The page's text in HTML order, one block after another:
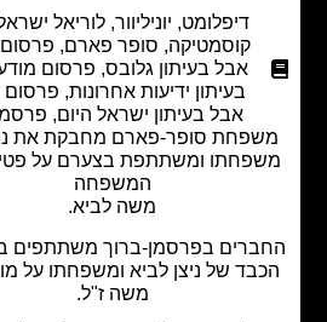
דיפלומט,יוניליוור ,לוריאל ישראל, לילית
קוסמטיקה,סופר פארם,פרסום מודעת
אבל בעיתון גלובס, פרסום מודעת אבל
בעיתון ידיעות אחרונות,פרסום מודעת
אבל בעיתון ישראל היום,פרסמן ברוך
סופר-פארם מחבקת את ניצן ובני
ומשתתפת בצערם על פטירת אב
המשפחה
משה לביא.
בפרסמן-ברוך משתתפים באבלכם
של ניצן לביא ומשפחתו על מות האב
משה ז"ל.